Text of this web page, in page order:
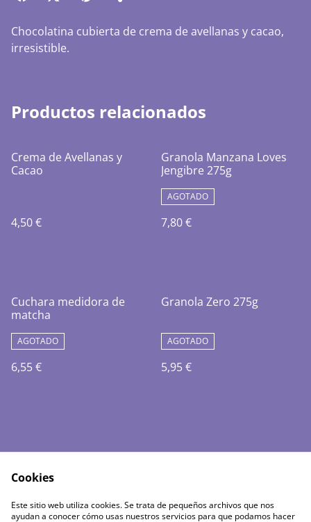
Chocolatina cubierta de crema de avellanas y cacao,
irresistible.
Productos relacionados
Crema de Avellanas y
Cacao
4,50 €
Granola Manzana Loves
Jengibre 275g
AGOTADO
7,80 €
Cuchara medidora de
matcha
AGOTADO
6,55 €
Granola Zero 275g
AGOTADO
5,95 €
Política de PrivacidadTérminos del servicio
Cookies
Este sitio web utiliza cookies. Se trata de pequeños archivos que nos
ayudan a conocer cómo usas nuestros servicios para que podamos hacer